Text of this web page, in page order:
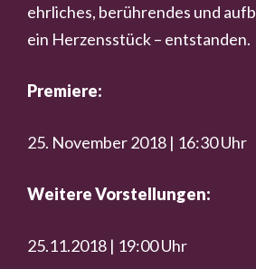
ehrliches, berührendes und
ein Herzensstück – entstanden.
Premiere:
25. November 2018 | 16:30 Uhr
Weitere Vorstellungen:
25.11.2018 | 19:00 Uhr